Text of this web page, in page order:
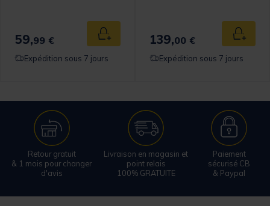
panier
59,99 € Ajouter au panier
Expédition sous 7 jours
139,00 €
Expédition sous 7 jours
Retour gratuit
& 1 mois pour changer
d'avis
Livraison en magasin et
point relais
100% GRATUITE
Paiement
sécurisé CB
& Paypal